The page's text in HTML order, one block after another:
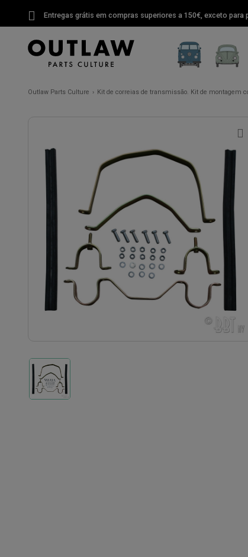
Entregas grátis em compras superiores a 150€, exceto
Outlaw Parts Culture Kit de correias de transmissão. Kit de montagem